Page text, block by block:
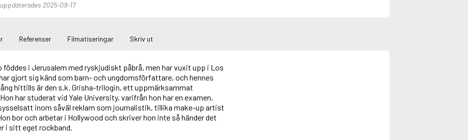
2025-09-17
Referenser Filmatiseringar Skriv ut
föddes i Jerusalem med ryskjudiskt påbrå, men har vuxit upp i Los
gjort sig känd som barn- och ungdomsförfattare, och hennes
hittills är den s.k. Grisha-trilogin, ett uppmärksammat
har studerat vid Yale University, varifrån hon har en examen.
inom såväl reklam som journalistik, tillika make-up artist
bor och arbetar i Hollywood och skriver hon inte så händer det
i sitt eget rockband.